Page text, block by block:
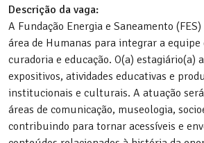
Descrição da vaga:
A Fundação Energia e Saneamento
área de Humanas para integrar a equipe
curadoria e educação. O(a) estagiário(a)
expositivos, atividades educativas e
institucionais e culturais. A atuação
áreas de comunicação, museologia,
contribuindo para tornar acessíveis e